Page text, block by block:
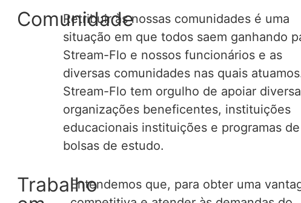
Comunidade
Retribuir às nossas comunidades é uma
situação em que todos saem ganhando
Stream-Flo e nossosfuncionários e as
diversas comunidades nas quais
Stream-Flo tem orgulho de apoiar
organizações beneficentes, instituições
educacionais instituições e programas de
bolsas de estudo.
TrabalhoEntendemos que, para obter uma